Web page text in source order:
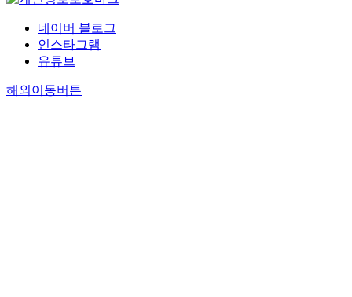
네이버 블로그
인스타그램
유튜브
해외이동버튼